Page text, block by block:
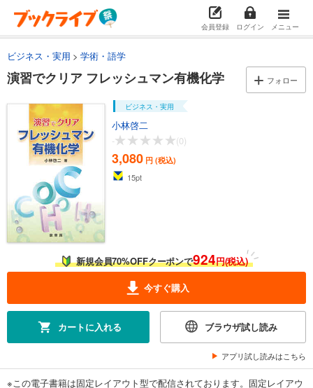
会員登録 ログイン メニュー
ビジネス・実用 学術・語学
演習でクリア フレッシュマン有機化学 フォロー
ビジネス・実用
小林啓二
-
(0)
3,080 円 (税込)
15pt
新規会員70%OFFクーポンで924円(税込)
今すぐ購入
カートに入れる ブラウザ試し読み
アプリ試し読みはこちら
※この電子書籍は固定レイアウト型で配信されております。固定レイアウ